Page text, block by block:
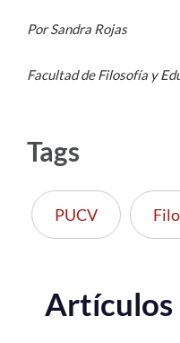
Por Sandra Rojas
Facultad de Filosofía y
Tags
PUCV
Artículos